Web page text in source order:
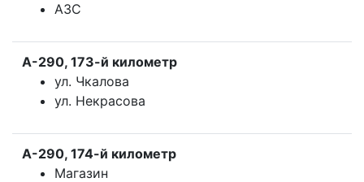
АЗС
А-290, 173-й километр
ул. Чкалова
ул. Некрасова
А-290, 174-й километр
Магазин